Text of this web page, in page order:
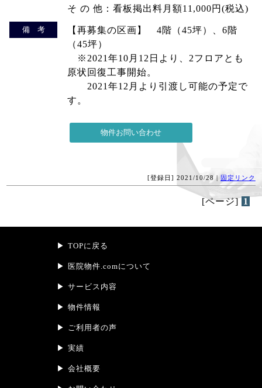
そ の 他：看板掲出料月額11,000円(税込)
備 考
【再募集の区画】 4階（45坪）、6階
（45坪）
※2021年10月12日より、2フロアとも
原状回復工事開始。
2021年12月より引渡し可能の予定で
す。
[登録日] 2021/10/28 | 固定リンク
[ページ] 1
TOPに戻る
医院物件.comについて
サービス内容
物件情報
ご利用者の声
実績
会社概要